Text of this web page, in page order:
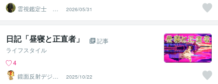
霊視鑑定士 神
凪
2026/05/31
日記「昼寝と正直者」
記事
ライフスタイル
4
鏡面反射デジタ
ルアート製作所
2025/10/22